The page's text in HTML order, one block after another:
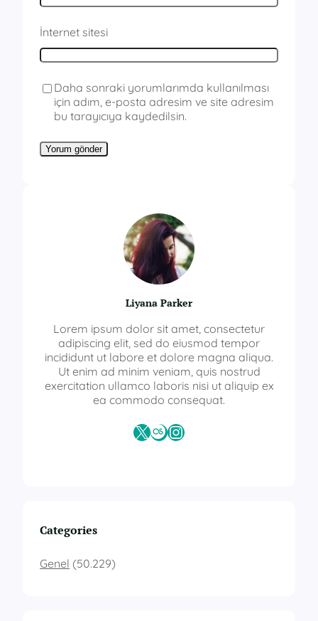
İnternet sitesi
Daha sonraki yorumlarımda kullanılması
için adım, e-posta adresim ve site adresim
bu tarayıcıya kaydedilsin.
Liyana Parker
Lorem ipsum dolor sit amet, consectetur
adipiscing elit, sed do eiusmod tempor
incididunt ut labore et dolore magna aliqua.
Ut enim ad minim veniam, quis nostrud
exercitation ullamco laboris nisi ut aliquip ex
ea commodo consequat.
X Last.fmInstagram
Categories
Genel (50.229)